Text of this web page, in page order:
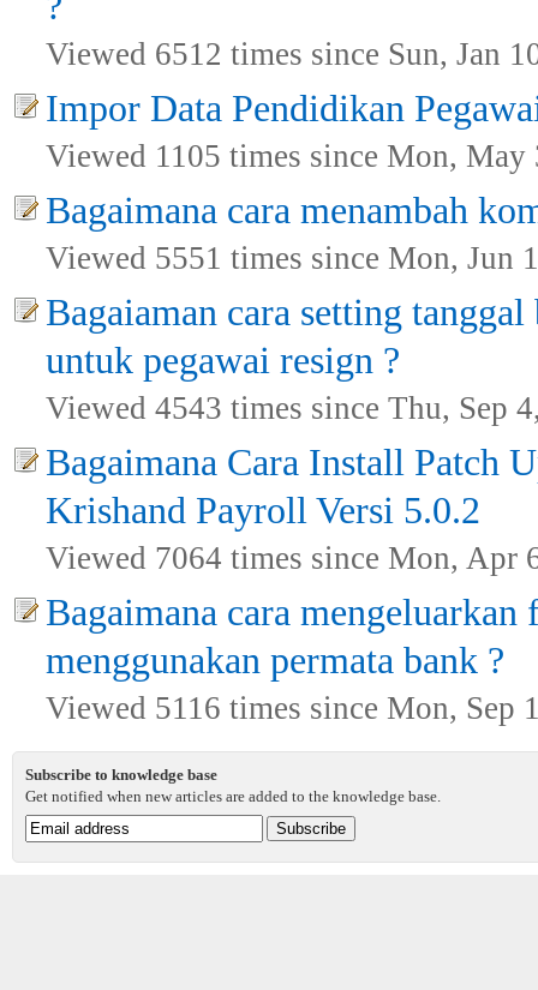
Viewed 6512 times since Sun, Jan
Impor Data Pendidikan
Viewed 1105 times since Mon, May
Bagaimana cara menambah
Viewed 5551 times since Mon, Jun
Bagaiaman cara setting tanggal
untuk pegawai resign ?
Viewed 4543 times since Thu, Sep
Bagaimana Cara Install Patch
Krishand Payroll Versi 5.0.2
Viewed 7064 times since Mon, Apr
Bagaimana cara
menggunakan permata bank ?
Viewed 5116 times since Mon, Sep
Subscribe to knowledge base
Get notified when new articles are added to the knowledge base.